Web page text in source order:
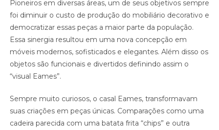
Pioneiros em diversas áreas, um de seus objetivos sempre
foi diminuir o custo de produção do mobiliário decorativo e
democratizar essas peças a maior parte da população.
Essa sinergia resultou em uma nova concepção em
móveis modernos, sofisticados e elegantes. Além disso os
objetos são funcionais e divertidos definindo assim o
“visual Eames”.
Sempre muito curiosos, o casal Eames, transformavam
suas criações em peças únicas. Comparações como uma
cadeira parecida com uma batata frita “chips” e outra